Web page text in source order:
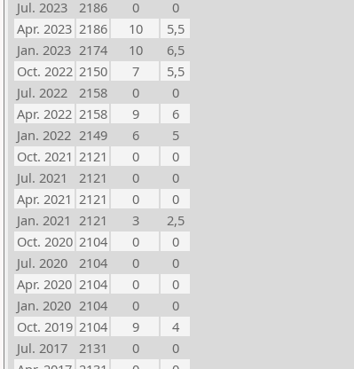
Jul. 2023
2186 0
0
Apr. 2023 2186 10
5,5
Jan. 2023 2174 10
6,5
Oct. 2022 2150 7
5,5
Jul. 2022
2158 0
0
Apr. 2022 2158 9
6
Jan. 2022 2149 6
5
Oct. 2021 2121 0
0
Jul. 2021
2121 0
0
Apr. 2021 2121 0
0
Jan. 2021 2121 3
2,5
Oct. 2020 2104 0
0
Jul. 2020
2104 0
0
Apr. 2020 2104 0
0
Jan. 2020 2104 0
0
Oct. 2019 2104 9
4
Jul. 2017
2131 0
0